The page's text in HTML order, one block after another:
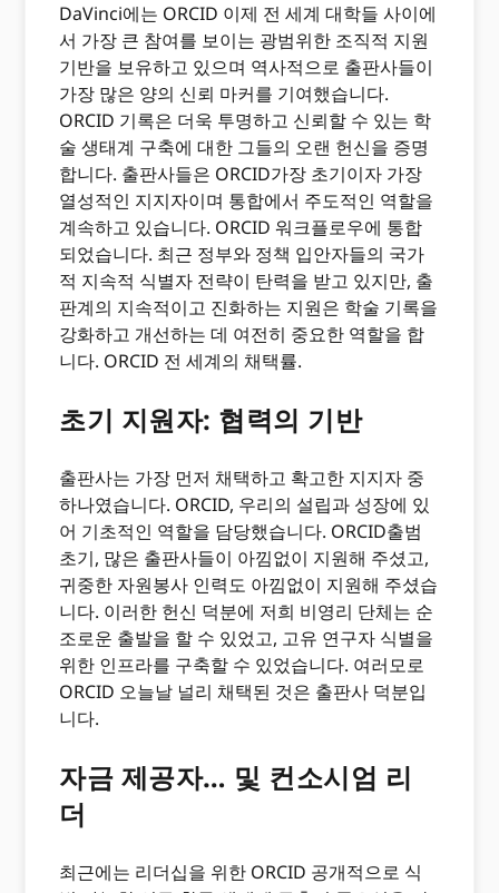
DaVinci에는 ORCID 이제 전 세계 대학들 사이에
서 가장 큰 참여를 보이는 광범위한 조직적 지원
기반을 보유하고 있으며 역사적으로 출판사들이
가장 많은 양의 신뢰 마커를 기여했습니다.
ORCID 기록은 더욱 투명하고 신뢰할 수 있는 학
술 생태계 구축에 대한 그들의 오랜 헌신을 증명
합니다. 출판사들은 ORCID가장 초기이자 가장
열성적인 지지자이며 통합에서 주도적인 역할을
계속하고 있습니다. ORCID 워크플로우에 통합
되었습니다. 최근 정부와 정책 입안자들의 국가
적 지속적 식별자 전략이 탄력을 받고 있지만, 출
판계의 지속적이고 진화하는 지원은 학술 기록을
강화하고 개선하는 데 여전히 중요한 역할을 합
니다. ORCID 전 세계의 채택률.
초기 지원자: 협력의 기반
출판사는 가장 먼저 채택하고 확고한 지지자 중
하나였습니다. ORCID, 우리의 설립과 성장에 있
어 기초적인 역할을 담당했습니다. ORCID출범
초기, 많은 출판사들이 아낌없이 지원해 주셨고,
귀중한 자원봉사 인력도 아낌없이 지원해 주셨습
니다. 이러한 헌신 덕분에 저희 비영리 단체는 순
조로운 출발을 할 수 있었고, 고유 연구자 식별을
위한 인프라를 구축할 수 있었습니다. 여러모로
ORCID 오늘날 널리 채택된 것은 출판사 덕분입
니다.
자금 제공자… 및 컨소시엄 리
더
최근에는 리더십을 위한 ORCID 공개적으로 식